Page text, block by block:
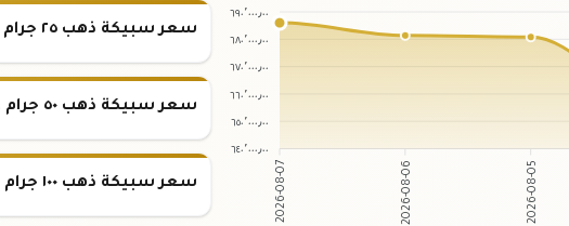
٦٩٠٬٠٠٠٫٠٠
٦٨٠٬٠٠٠٫٠٠
٦٧٠٬٠٠٠٫٠٠
٦٦٠٬٠٠٠٫٠٠
٦٥٠٬٠٠٠٫٠٠
٦٤٠٬٠٠٠٫٠٠
2026-08-07 2026-08-06 2026-08-05
سعر سبيكة ذهب ٢٥ جرام عيار ٢٤
سعر سبيكة ذهب ٥٠ جرام عيار ٢٤
سعر سبيكة ذهب ١٠٠ جرام عيار ٢٤